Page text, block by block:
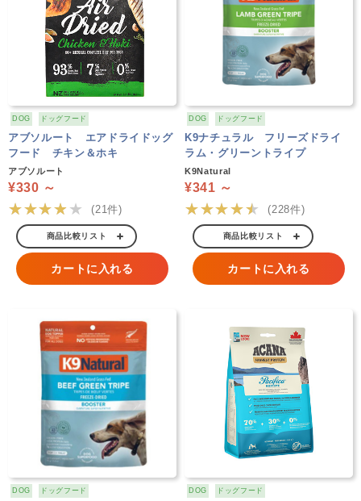
DOG ドッグフード
アブソルート エアドライドッグ
フード チキン＆ホキ
アブソルート
¥330 ～
★★★★★ (21件)
商品比較リスト
カートに入れる
DOG ドッグフード
K9ナチュラル フリーズドライ
ラム・グリーントライプ
K9Natural
¥341 ～
★★★★★ (228件)
商品比較リスト
カートに入れる
DOG ドッグフード DOG ドッグフード